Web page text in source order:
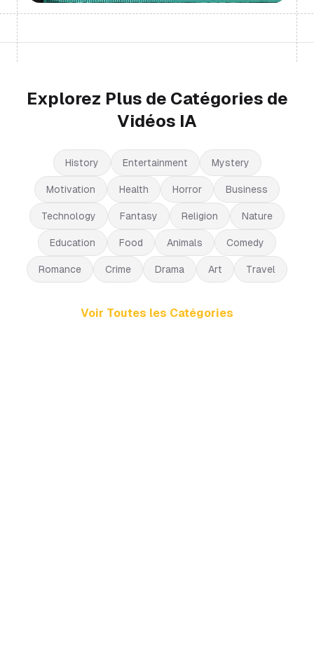
Explorez Plus de Catégories de
Vidéos IA
History Entertainment Mystery
Motivation Health Horror Business
Technology Fantasy Religion Nature
Education Food Animals Comedy
Romance Crime Drama Art Travel
Voir Toutes les Catégories